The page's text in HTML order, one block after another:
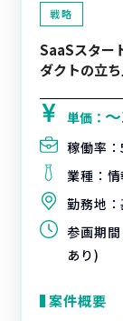
戦略
SaaSスター
ダクトの立
単価：
稼働率：
業種：
勤務地：
参画期間
あり)
案件概要